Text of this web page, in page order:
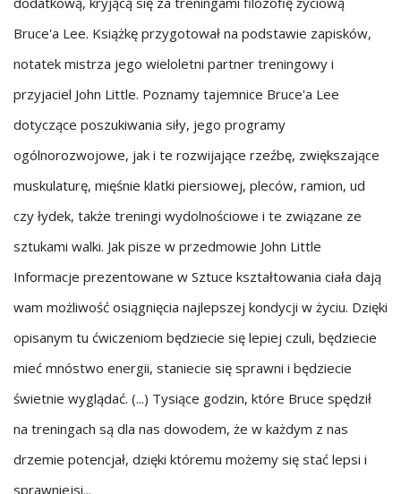
Bruce'a Lee. Książkę przygotował na podstawie zapisków,
notatek mistrza jego wieloletni partner treningowy i
przyjaciel John Little. Poznamy tajemnice Bruce'a Lee
dotyczące poszukiwania siły, jego programy
ogólnorozwojowe, jak i te rozwijające rzeźbę, zwiększające
muskulaturę, mięśnie klatki piersiowej, pleców, ramion, ud
czy łydek, także treningi wydolnościowe i te związane ze
sztukami walki. Jak pisze w przedmowie John Little
Informacje prezentowane w Sztuce kształtowania ciała dają
wam możliwość osiągnięcia najlepszej kondycji w życiu. Dzięki
opisanym tu ćwiczeniom będziecie się lepiej czuli, będziecie
mieć mnóstwo energii, staniecie się sprawni i będziecie
świetnie wyglądać. (...) Tysiące godzin, które Bruce spędził
na treningach są dla nas dowodem, że w każdym z nas
drzemie potencjał, dzięki któremu możemy się stać lepsi i
sprawniejsi...